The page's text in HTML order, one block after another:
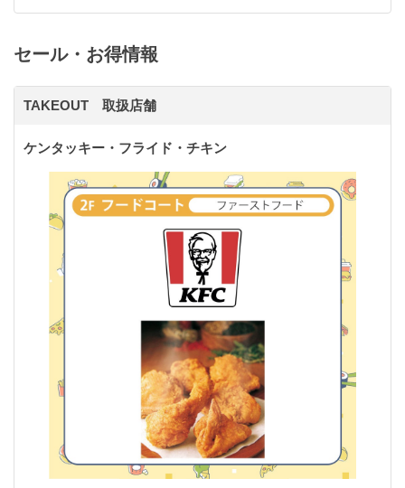
セール・お得情報
TAKEOUT 取扱店舗
ケンタッキー・フライド・チキン